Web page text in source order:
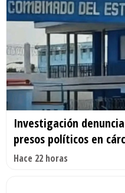
Investigación
presos políticos en
Hace 22 horas